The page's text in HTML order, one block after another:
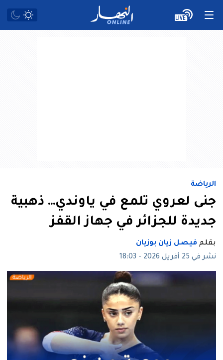
الرياضة
جنى لعروي تلمع في ياوندي… ذهبية
جديدة للجزائر في جهاز القفز
بقلم فيصل زيان بوزيان
نشر في 25 أفريل 2026 - 18:03